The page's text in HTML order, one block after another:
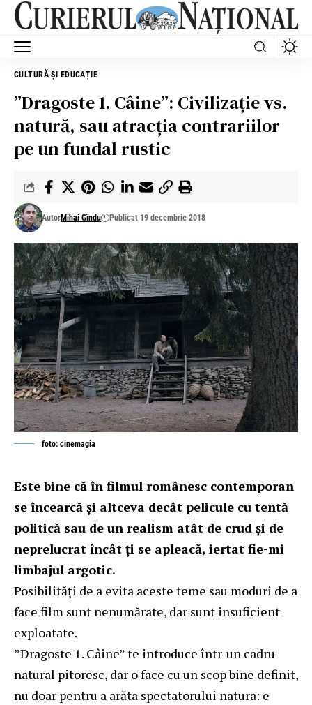
CULTURĂ ȘI EDUCAȚIE
”Dragoste 1. Câine”: Civilizaţie vs.
natură, sau atracţia contrariilor
pe un fundal rustic
AutorMihai Gîndu Publicat 19 decembrie 2018
foto: cinemagia
Este bine că în filmul românesc contemporan
se încearcă şi altceva decât pelicule cu tentă
politică sau de un realism atât de crud şi de
neprelucrat încât ţi se apleacă, iertat fie-mi
limbajul argotic.
Posibilităţi de a evita aceste teme sau moduri de a
face film sunt nenumărate, dar sunt insuficient
exploatate.
”Dragoste 1. Câine” te introduce într-un cadru
natural pitoresc, dar o face cu un scop bine definit,
nu doar pentru a arăta spectatorului natura: e